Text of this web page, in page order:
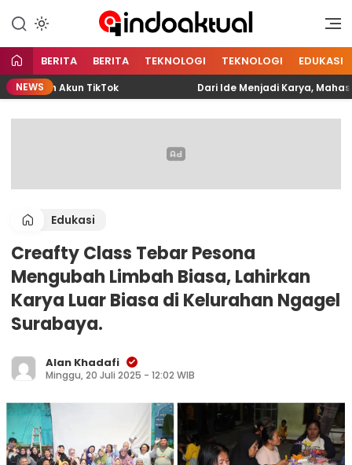
Indoaktual
Indonesia Aktual
BERITA BERITA TEKNOLOGI TEKNOLOGI EDUKASI
NEWS
Akun TikTok Dari Ide Menjadi Karya,
Edukasi
Creafty Class Tebar Pesona
Mengubah Limbah Biasa, Lahirkan
Karya Luar Biasa di Kelurahan Ngagel
Surabaya.
Alan Khadafi
Minggu, 20 Juli 2025 - 12:02 WIB